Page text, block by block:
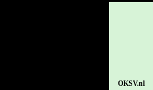
OKSV.nl